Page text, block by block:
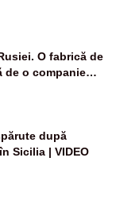
tropicale
O fabrică de
de o companie
rachetă
după
Sicilia | VIDEO